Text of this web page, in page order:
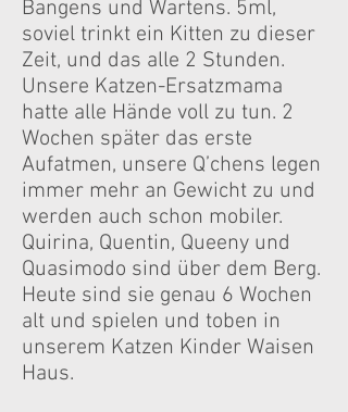
Bangens und Wartens. 5ml,
soviel trinkt ein Kitten zu dieser
Zeit, und das alle 2 Stunden.
Unsere Katzen-Ersatzmama
hatte alle Hände voll zu tun. 2
Wochen später das erste
Aufatmen, unsere Q’chens legen
immer mehr an Gewicht zu und
werden auch schon mobiler.
Quirina, Quentin, Queeny und
Quasimodo sind über dem Berg.
Heute sind sie genau 6 Wochen
alt und spielen und toben in
unserem Katzen Kinder Waisen
Haus.